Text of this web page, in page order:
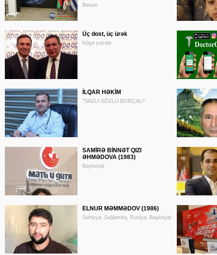
Batum
Üç dost, üç ürək
Köşə yazılar
İLQAR HƏKİM
"SAZLI-SÖZLÜ BORÇALI"
SAMİRƏ BİNNƏT QIZI
ƏHMƏDOVA (1983)
Başkeçid
ELNUR MƏMMƏDOV (1986)
Səhiyyə, Sağlamlıq, Rusiya, Başkeçid